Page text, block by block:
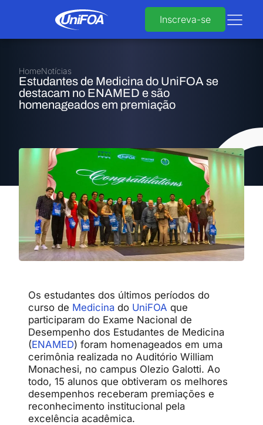
Inscreva-se
HomeNotícias
Estudantes de Medicina do UniFOA se
destacam no ENAMED e são
homenageados em premiação
Os estudantes dos últimos períodos do
curso de Medicina do UniFOA que
participaram do Exame Nacional de
Desempenho dos Estudantes de Medicina
(ENAMED) foram homenageados em uma
cerimônia realizada no Auditório William
Monachesi, no campus Olezio Galotti. Ao
todo, 15 alunos que obtiveram os melhores
desempenhos receberam premiações e
reconhecimento institucional pela
excelência acadêmica.